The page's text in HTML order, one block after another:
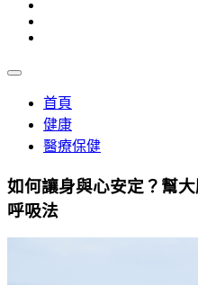
首頁
健康
醫療保健
如何讓身與心安定？幫
呼吸法